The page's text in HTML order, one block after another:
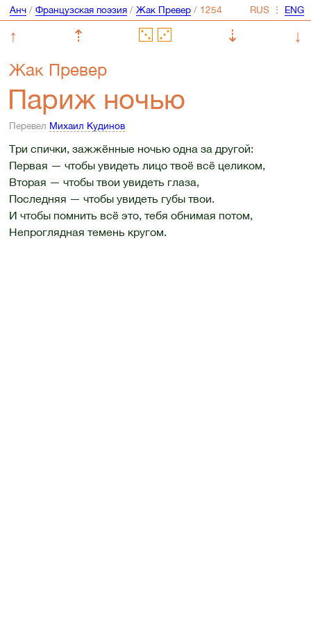
Анч/ Французская поэзия/ Жак Превер/ ⋮
↑ ⇡ ⇣
↓
Жак Превер
Париж ночью
Перевел Михаил Кудинов
Три спички, зажжённые ночью одна за другой:
Первая — чтобы увидеть лицо твоё всё целиком,
Вторая — чтобы твои увидеть глаза,
Последняя — чтобы увидеть губы твои.
И чтобы помнить всё это, тебя обнимая потом,
Непроглядная темень кругом.